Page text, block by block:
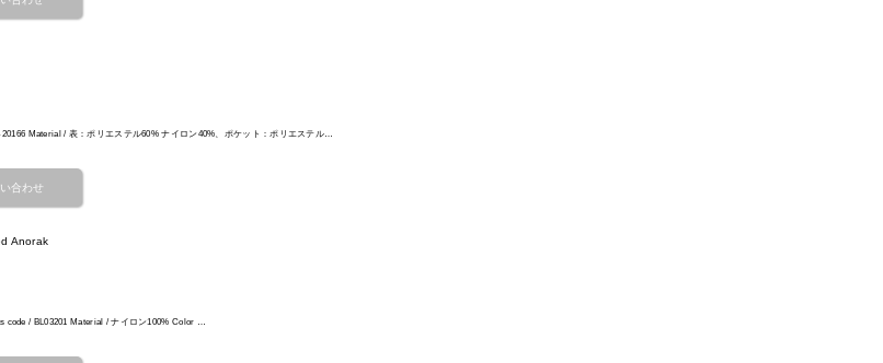
Material / 表：ポリエステル60% ナイロン40%、ポケット：ポリエステル…
Anorak
code / BL03201 Material / ナイロン100% Color …